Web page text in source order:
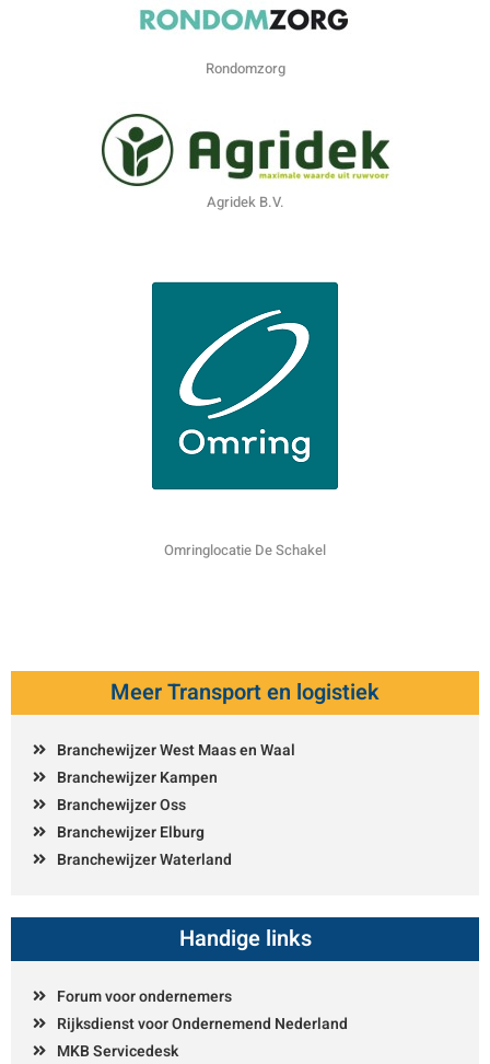
Rondomzorg
Agridek B.V.
Omringlocatie De Schakel
Meer Transport en logistiek
Branchewijzer West Maas en Waal
Branchewijzer Kampen
Branchewijzer Oss
Branchewijzer Elburg
Branchewijzer Waterland
Handige links
Forum voor ondernemers
Rijksdienst voor Ondernemend Nederland
MKB Servicedesk